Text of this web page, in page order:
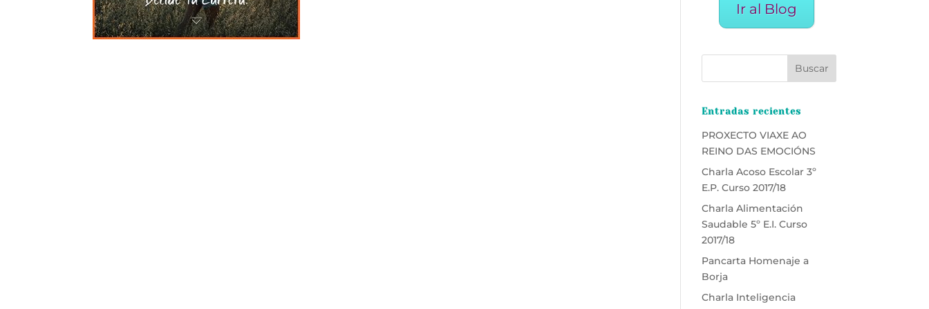
Ir al Blog
Entradas recientes
PROXECTO VIAXE AO
REINO DAS EMOCIÓNS
Charla Acoso Escolar 3º
E.P. Curso 2017/18
Charla Alimentación
Saudable 5º E.I. Curso
2017/18
Pancarta Homenaje a
Borja
Charla Inteligencia